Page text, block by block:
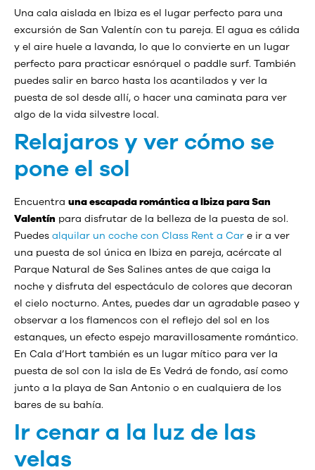
Una cala aislada en Ibiza es el lugar perfecto para una
excursión de San Valentín con tu pareja. El agua es cálida
y el aire huele a lavanda, lo que lo convierte en un lugar
perfecto para practicar esnórquel o paddle surf. También
puedes salir en barco hasta los acantilados y ver la
puesta de sol desde allí, o hacer una caminata para ver
algo de la vida silvestre local.
Relajaros y ver cómo se
pone el sol
Encuentra una escapada romántica a Ibiza para San
Valentín para disfrutar de la belleza de la puesta de sol.
Puedes alquilar un coche con Class Rent a Car e ir a ver
una puesta de sol única en Ibiza en pareja, acércate al
Parque Natural de Ses Salines antes de que caiga la
noche y disfruta del espectáculo de colores que decoran
el cielo nocturno. Antes, puedes dar un agradable paseo y
observar a los flamencos con el reflejo del sol en los
estanques, un efecto espejo maravillosamente romántico.
En Cala d’Hort también es un lugar mítico para ver la
puesta de sol con la isla de Es Vedrá de fondo, así como
junto a la playa de San Antonio o en cualquiera de los
bares de su bahía.
Ir cenar a la luz de las
velas